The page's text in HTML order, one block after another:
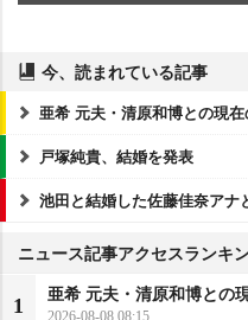
今、読まれている記事
亜希 元夫・清原和博との現
戸塚純貴、結婚を発表
池田と結婚した佐藤佳奈ア
ニュース記事アクセスランキ
1
亜希 元夫・清原和博との
2026-08-08 08:15